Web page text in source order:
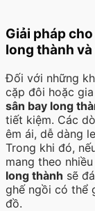
Giải pháp
long thành
Đối với những
cặp đôi hoặc
sân bay long
tiết kiệm. Các
êm ái, dễ dàng
Trong khi đó,
mang theo
long thành sẽ
ghế ngồi có thể
đồ.